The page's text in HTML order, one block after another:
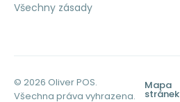
Všechny zásady
© 2026 Oliver POS.
Všechna práva vyhrazena.
Mapa
stránek